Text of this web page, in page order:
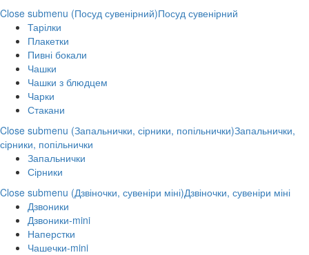
Close submenu (Посуд сувенірний)Посуд сувенірний
Тарілки
Плакетки
Пивні бокали
Чашки
Чашки з блюдцем
Чарки
Стакани
Close submenu (Запальнички, сірники, попільнички)Запальнички,
сірники, попільнички
Запальнички
Сірники
Close submenu (Дзвіночки, сувеніри міні)Дзвіночки, сувеніри міні
Дзвоники
Дзвоники-mini
Наперстки
Чашечки-mini